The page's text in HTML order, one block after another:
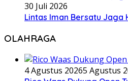
30 Juli 2026
Lintas Iman Bersatu Jaga
OLAHRAGA
4 Agustus 20265 Agustus